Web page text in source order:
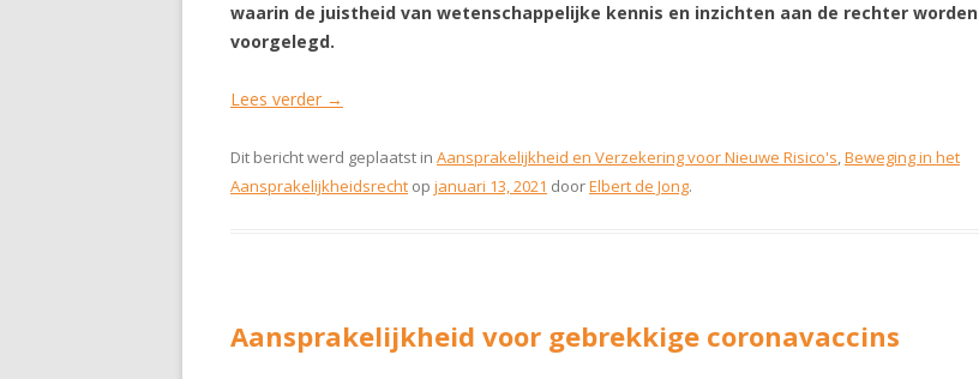
waarin de juistheid van wetenschappelijke kennis en inzichten aan de rechter worden
voorgelegd.
Lees verder →
Dit bericht werd geplaatst in Aansprakelijkheid en Verzekering voor Nieuwe Risico's,Beweging in het
Aansprakelijkheidsrecht op januari 13, 2021 doorElbert de Jong.
Aansprakelijkheid voor gebrekkige coronavaccins